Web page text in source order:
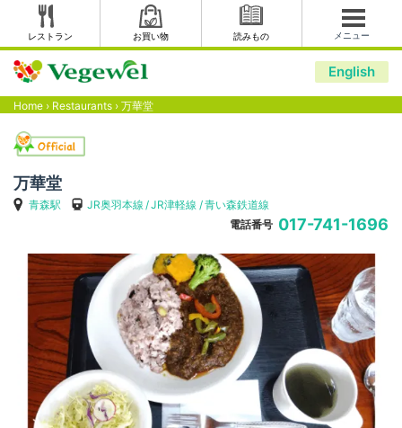
レストラン お買い物 読みもの メニュー
English
Home › Restaurants › 万華堂
万華堂
青森駅 JR奥羽本線 JR津軽線
青い森鉄道線
電話番号 017-741-1696